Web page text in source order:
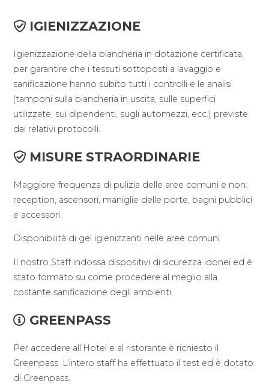
IGIENIZZAZIONE
Igienizzazione della biancheria in dotazione certificata,
per garantire che i tessuti sottoposti a lavaggio e
sanificazione hanno subito tutti i controlli e le analisi
(tamponi sulla biancheria in uscita, sulle superfici
utilizzate, sui dipendenti, sugli automezzi, ecc.) previste
dai relativi protocolli.
MISURE STRAORDINARIE
Maggiore frequenza di pulizia delle aree comuni e non:
reception, ascensori, maniglie delle porte, bagni pubblici
e accessori.
Disponibilità di gel igienizzanti nelle aree comuni.
Il nostro Staff indossa dispositivi di sicurezza idonei ed è
stato formato su come procedere al meglio alla
costante sanificazione degli ambienti.
GREENPASS
Per accedere all’Hotel e al ristorante è richiesto il
Greenpass. L’intero staff ha effettuato il test ed è dotato
di Greenpass.